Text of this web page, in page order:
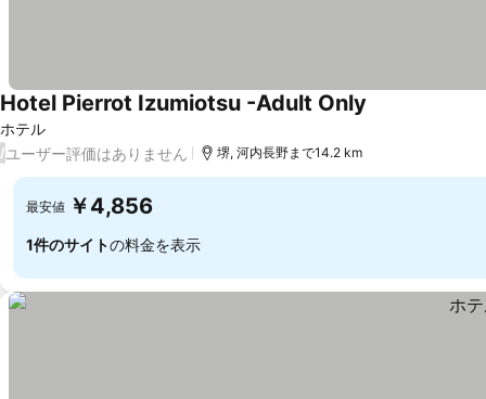
ホテル
Hotel Pierrot Izumiotsu -Adult Only
/ユーザー評価はありません 堺, 河内長野まで14.2 km
最安値 ￥4,856
1件のサイトの料金を表示